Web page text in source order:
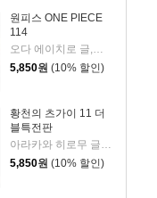
원피스 ONE PIECE
114
오다 에이치로 글,그림
5,850원 (10% 할인)
황천의 츠가이 11 더
블특전판
아라카와 히로무 글그림
5,850원 (10% 할인)